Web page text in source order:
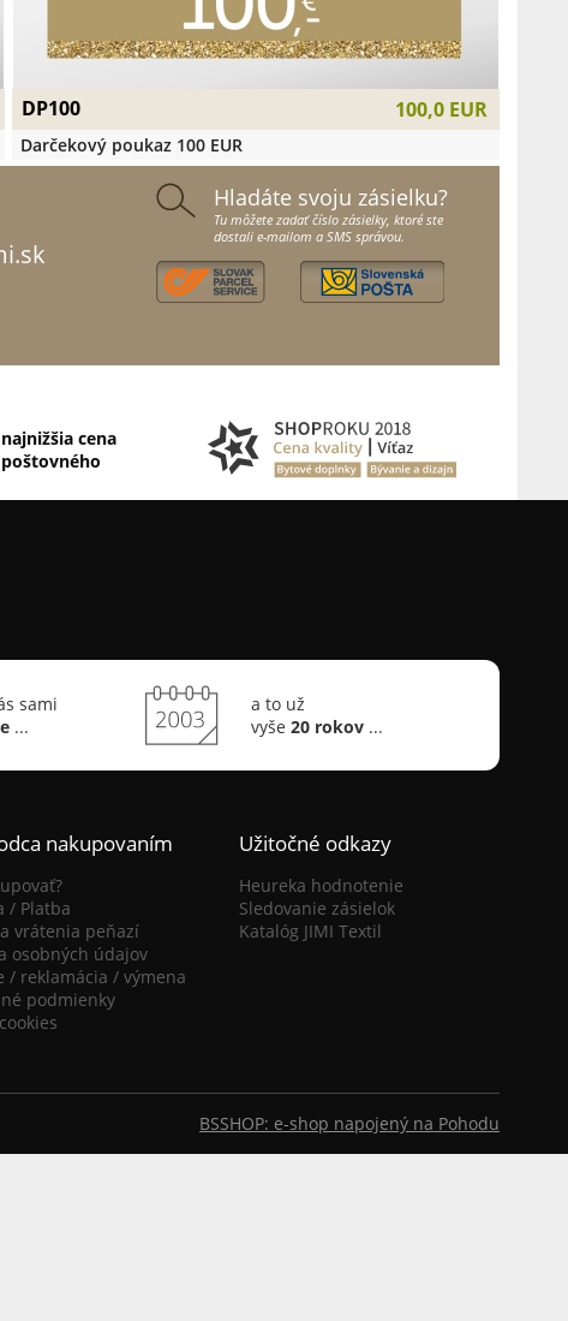
DP100 100,0 EUR
Darčekový poukaz 100 EUR
Hladáte svoju zásielku?
Tu môžete zadať číslo zásielky, ktoré ste
dostali e-mailom a SMS správou.
najnižšia cena
poštovného
nakupovaním
/ Platba
vrátenia peňazí
osobných údajov
/ reklamácia / výmena
podmienky
Užitočné odkazy
Heureka hodnotenie
Sledovanie zásielok
Katalóg JIMI Textil
BSSHOP: e-shop napojený na Pohodu
sami
...
a to už
vyše 20 rokov...